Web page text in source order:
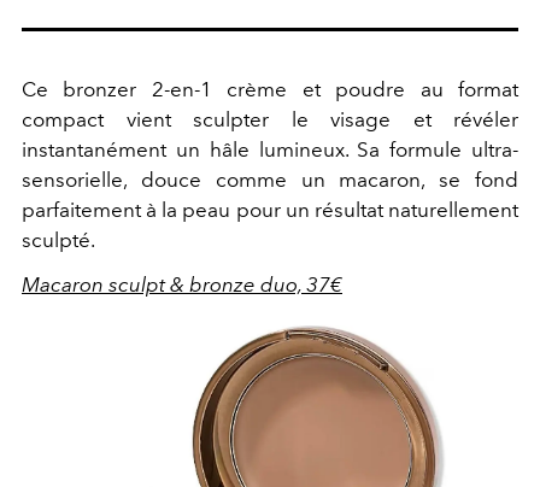
Ce bronzer 2-en-1 crème et poudre au format
compact vient sculpter le visage et révéler
instantanément un hâle lumineux. Sa formule ultra-
sensorielle, douce comme un macaron, se fond
parfaitement à la peau pour un résultat naturellement
sculpté.
Macaron sculpt & bronze duo, 37€